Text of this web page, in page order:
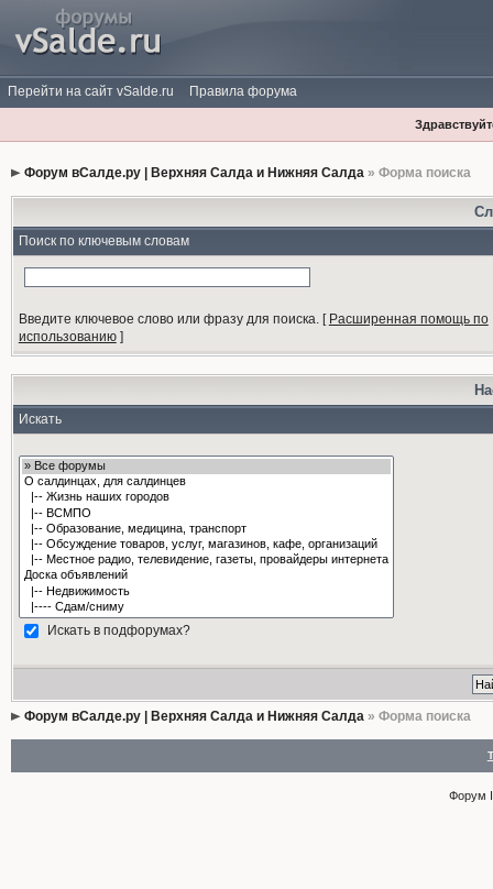
Перейти на сайт vSalde.ru Правила форума
Форум вСалде.ру | Верхняя Салда и Нижняя Салда» Форма поиска
Поиск по ключевым словам
Введите ключевое слово или фразу для поиска.[ Расширенная помощь по
использованию]
Искать
Искать в подфорумах?
Форум вСалде.ру | Верхняя Салда и Нижняя Салда» Форма поиска
Форум